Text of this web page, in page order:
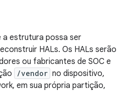
a estrutura possa ser
HALs. Os HALs serão
ou fabricantes de SOC e
/vendor no dispositivo,
em sua própria partição,